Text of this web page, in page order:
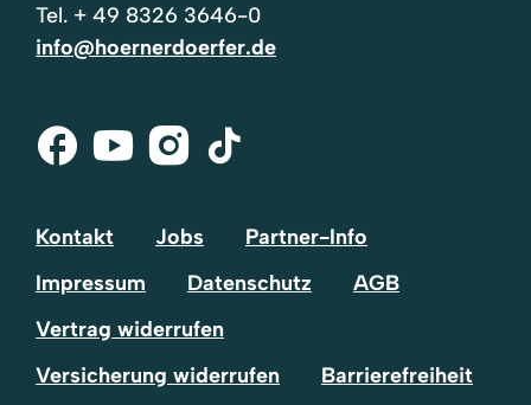
Tel. + 49 8326 3646-0
info@hoernerdoerfer.de
Facebook
Youtube
Instagram
Tik-
Kontakt Jobs
Partner-Info
Impressum
Datenschutz
AGB
Vertrag widerrufen
Versicherung widerrufen
Barrierefreiheit